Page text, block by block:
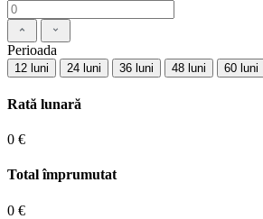
Perioada
12 luni 24 luni 36 luni 48 luni 60 luni
Rată lunară
0 €
Total împrumutat
0 €